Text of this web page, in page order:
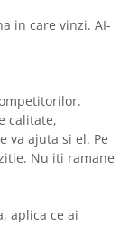
in care vinzi. AI-
calitate,
va ajuta si el. Pe
Nu iti ramane
aplica ce ai